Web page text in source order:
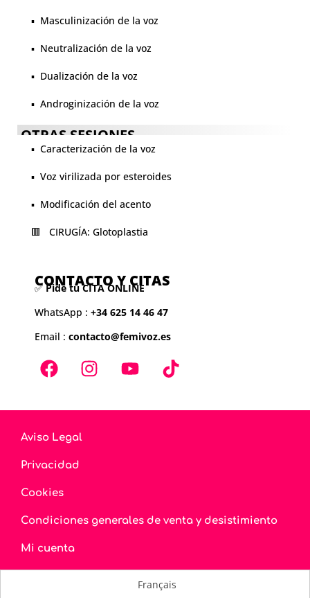
▪️ Masculinización de la voz
▪️ Neutralización de la voz
▪️ Dualización de la voz
▪️ Androginización de la voz
OTRAS SESIONES
▪️ Caracterización de la voz
▪️ Voz virilizada por esteroides
▪️ Modificación del acento
🟥 CIRUGÍA: Glotoplastia
CONTACTO Y CITAS
✅Pide tu CITA ONLINE
WhatsApp : +34 625 14 46 47
Email : contacto@femivoz.es
Aviso Legal
Privacidad
Cookies
Condiciones generales de venta y desistimiento
Mi cuenta
Français